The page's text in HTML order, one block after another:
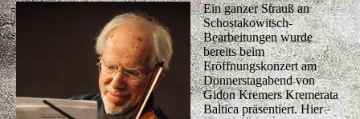
Ein ganzer Strauß an
Schostakowitsch-
Bearbeitungen wurde
bereits beim
Eröffnungskonzert am
Donnerstagabend von
Gidon Kremers Kremerata
Baltica präsentiert. Hier